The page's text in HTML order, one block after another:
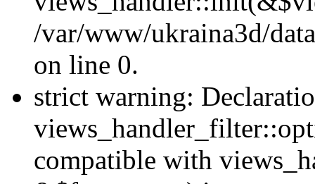
/var/www/ukraina3d/
on line 0.
strict warning:
compatible with